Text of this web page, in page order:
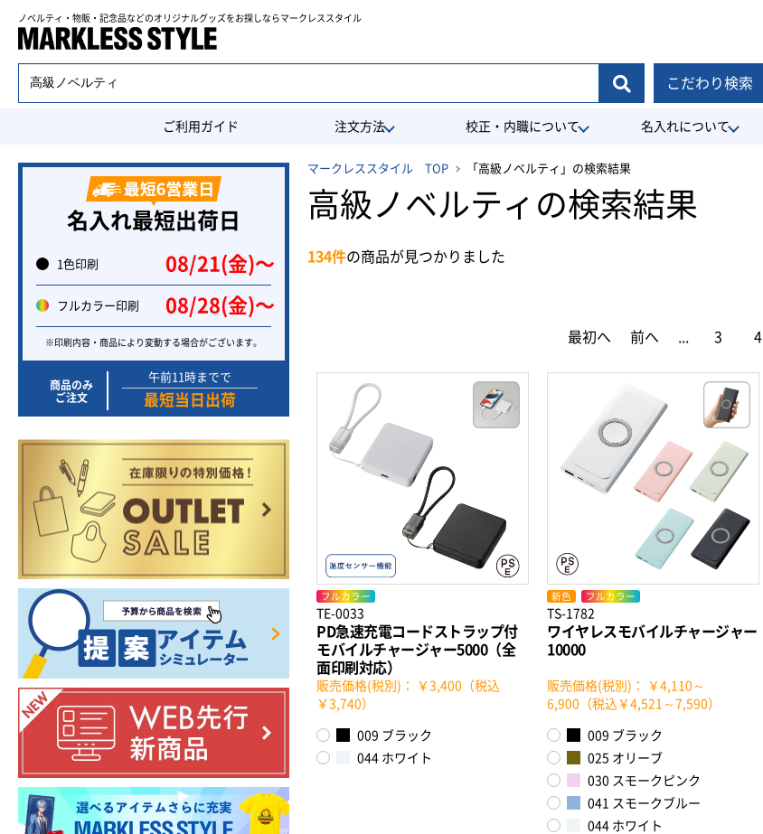
ノベルティ・物販・記念品などのオリジナルグッズを お探しならマークレススタイル
こだわり検索
ご利用ガイド 注文方法 校正・内職について 名入れについて
マークレススタイル TOP 「高級ノベルティ」の検索結果
高級ノベルティの検索結果
134件の商品が見つかりました
最初へ 前へ 3 4
フルカラー
TE-0033
PD急速充電コードストラップ付
モバイルチャージャー5000（全
面印刷対応）
販売価格(税別)： ￥3,400（税込
￥3,740）
009 ブラック
044 ホワイト
新色 フルカラー
TS-1782
ワイヤレスモバイルチャージャー
10000
販売価格(税別)： ￥4,110～
6,900（税込￥4,521～7,590）
009 ブラック
025 オリーブ
030 スモークピンク
041 スモークブルー
044 ホワイト
名入れ最短出荷日
1色印刷 08/21(金)〜
フルカラー印刷 08/28(金)〜
※印刷内容・商品により変動する場合がございます。
商品のみ
ご注文
午前11時までで
最短当日出荷